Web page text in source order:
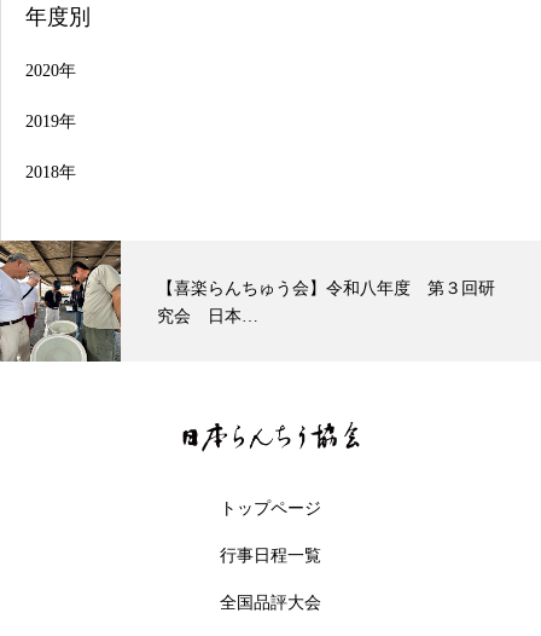
年度別
2020年
2019年
2018年
東部本部 観友らんちう会支部 当歳会
トップページ
行事日程一覧
全国品評大会